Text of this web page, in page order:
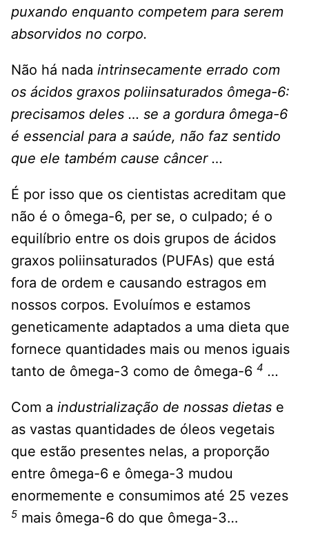
puxando enquanto competem para serem
absorvidos no corpo.
Não há nada intrinsecamente errado com
os ácidos graxos poliinsaturados ômega-6:
precisamos deles … se a gordura ômega-6
é essencial para a saúde, não faz sentido
que ele também cause câncer …
É por isso que os cientistas acreditam que
não é o ômega-6, per se, o culpado; é o
equilíbrio entre os dois grupos de ácidos
graxos poliinsaturados (PUFAs) que está
fora de ordem e causando estragos em
nossos corpos. Evoluímos e estamos
geneticamente adaptados a uma dieta que
fornece quantidades mais ou menos iguais
tanto de ômega-3 como de ômega-6 4 …
Com a industrialização de nossas dietas e
as vastas quantidades de óleos vegetais
que estão presentes nelas, a proporção
entre ômega-6 e ômega-3 mudou
enormemente e consumimos até 25 vezes
5 mais ômega-6 do que ômega-3…